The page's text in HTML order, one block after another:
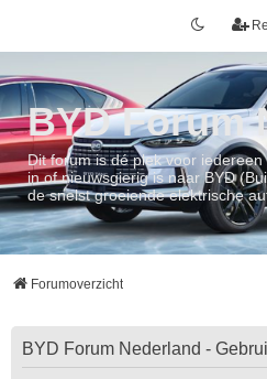
BYD Forum
Dit forum is dé plek voor
in of nieuwsgierig is naar BYD
de snelst groeiende elektrische
Forumoverzicht
BYD Forum Nederland -